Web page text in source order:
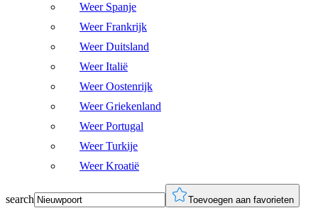
Weer Spanje
Weer Frankrijk
Weer Duitsland
Weer Italië
Weer Oostenrijk
Weer Griekenland
Weer Portugal
Weer Turkije
Weer Kroatië
search Toevoegen aan favorieten